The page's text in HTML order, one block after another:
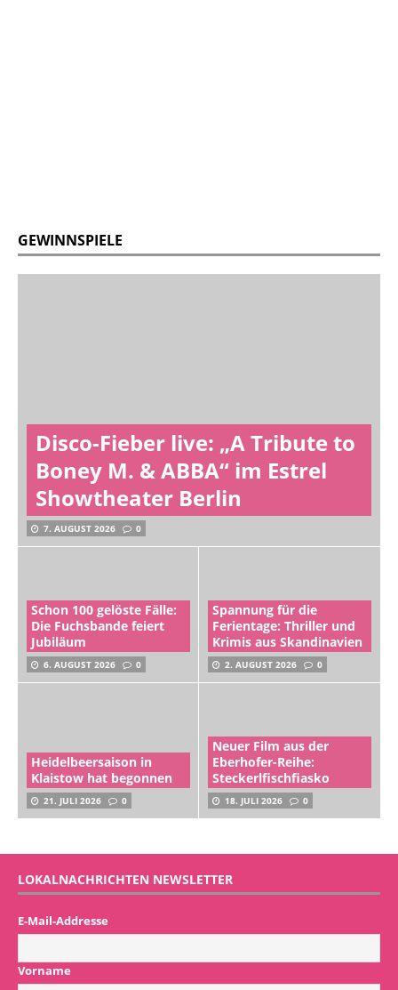
GEWINNSPIELE
Disco-Fieber live: „A Tribute to
Boney M. & ABBA“ im Estrel
Showtheater Berlin
7. AUGUST 2026 0
Schon 100 gelöste Fälle:
Die Fuchsbande feiert
Jubiläum
6. AUGUST 2026 0
Spannung für die
Ferientage: Thriller und
Krimis aus Skandinavien
2. AUGUST 2026 0
Heidelbeersaison in
Klaistow hat begonnen
21. JULI 2026 0
Neuer Film aus der
Eberhofer-Reihe:
Steckerlfischfiasko
18. JULI 2026 0
LOKALNACHRICHTEN NEWSLETTER
E-Mail-Addresse
Vorname